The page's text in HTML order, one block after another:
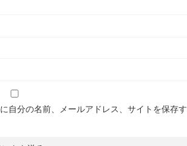
自分の名前、メールアドレス、サイトを保存す